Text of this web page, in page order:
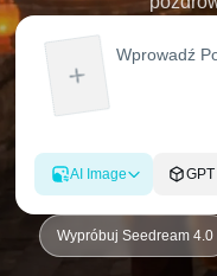
AI Image
Wypróbuj Seedream 4.0